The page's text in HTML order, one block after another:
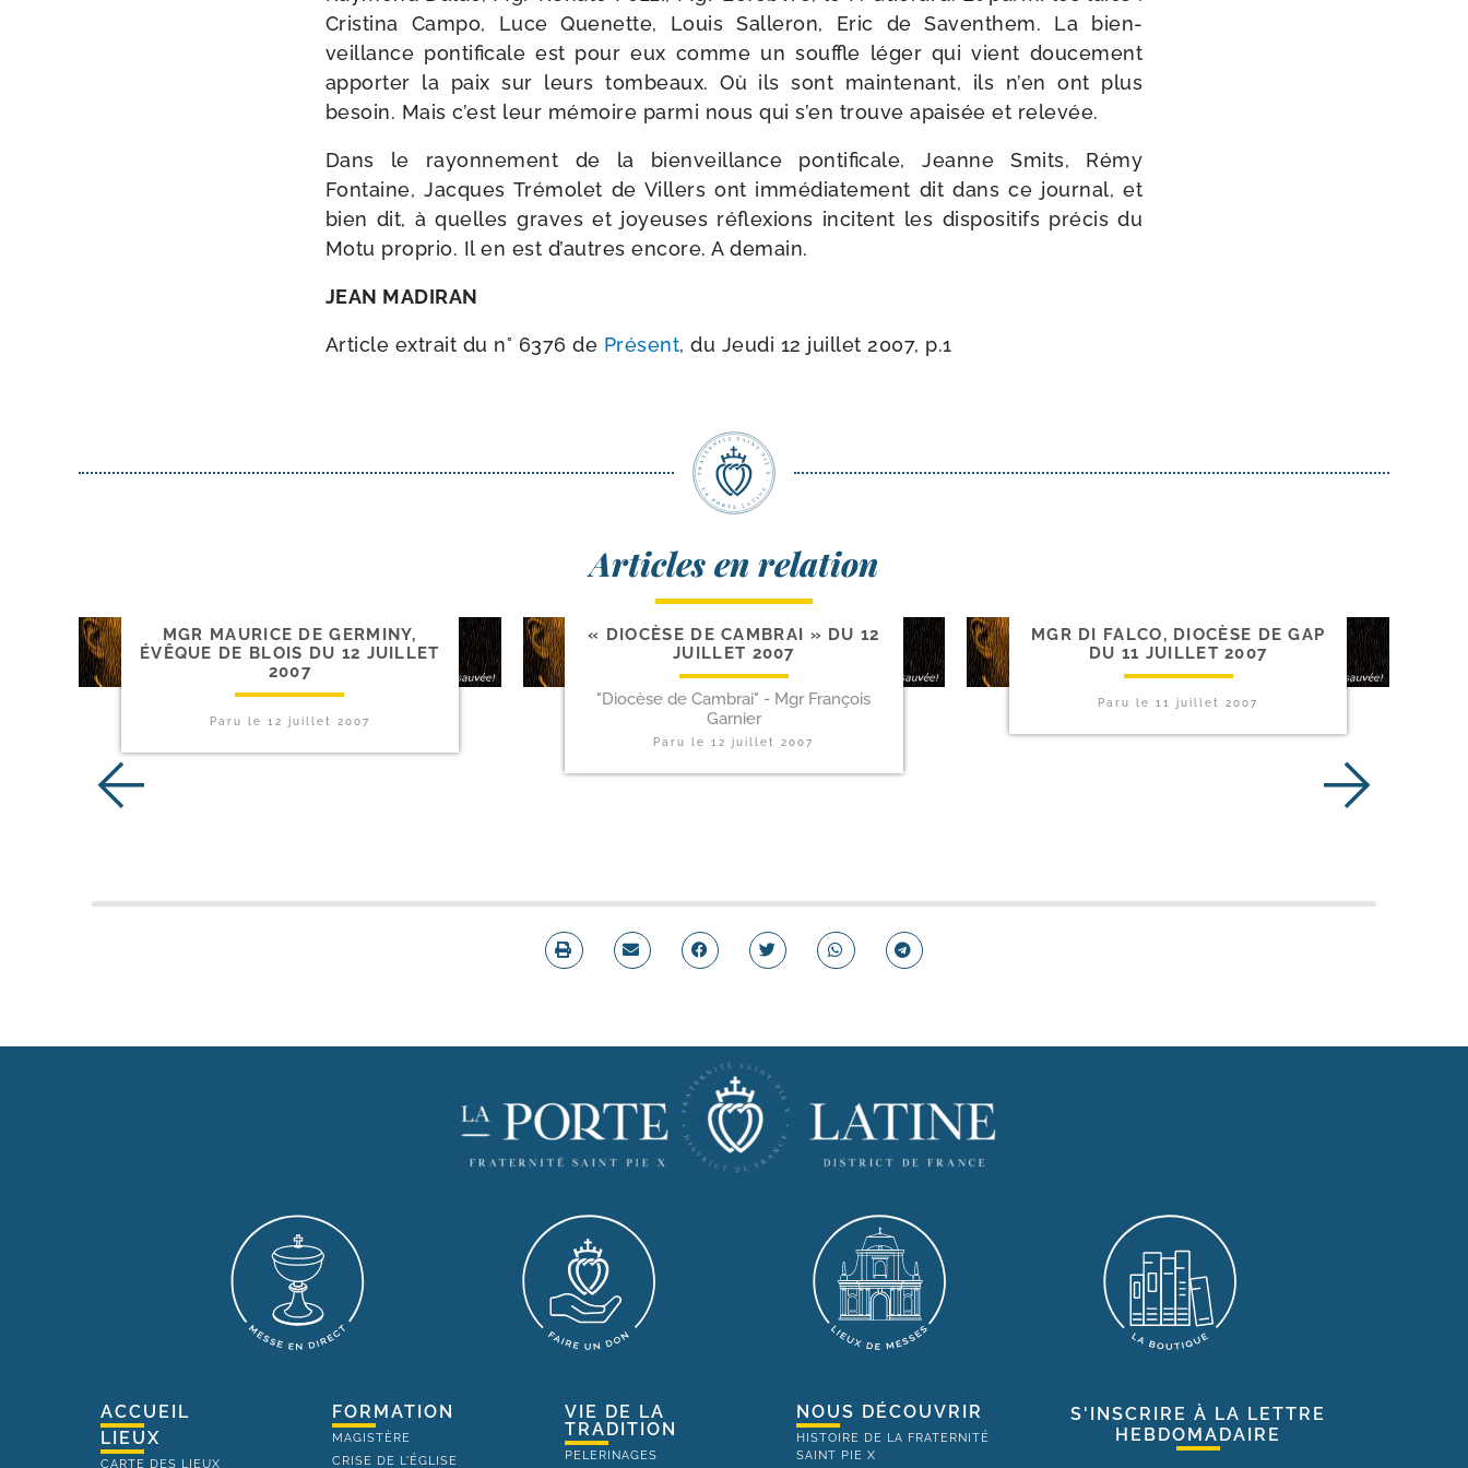
Cristina Campo, Luce Quenette, Louis Salleron, Eric de Saventhem. La bien­
veillance pon­ti­fi­cale est pour eux comme un souffle léger qui vient dou­ce­ment
appor­ter la paix sur leurs tom­beaux. Où ils sont main­te­nant, ils n’en ont plus
besoin. Mais c’est leur mémoire par­mi nous qui s’en trouve apai­sée et relevée.
Dans le rayon­ne­ment de la bien­veillance pon­ti­fi­cale, Jeanne Smits, Rémy
Fontaine, Jacques Trémolet de Villers ont immé­dia­te­ment dit dans ce jour­nal, et
bien dit, à quelles graves et joyeuses réflexions incitent les dis­po­si­tifs pré­cis du
Motu pro­prio. Il en est d’autres encore. A demain.
JEAN MADIRAN
Article extrait du n° 6376 de Présent, du Jeudi 12 juillet 2007, p.1
Articles en relation
MGR MAURICE DE GERMINY,
ÉVÊQUE DE BLOIS DU 12 JUILLET
2007
Paru le 12 juillet 2007
« DIOCÈSE DE CAMBRAI » DU 12
JUILLET 2007
"Diocèse de Cambrai" - Mgr François
Garnier
Paru le12 juillet 2007
MGR DI FALCO, DIOCÈSE DE GAP
DU 11 JUILLET 2007
Paru le11 juillet 2007
ACCUEIL
LIEUX
CARTE DES LIEUX
FORMATION
MAGISTÈRE
CRISE DE L'ÉGLISE
VIE DE LA
TRADITION
PELERINAGES
NOUS DÉCOUVRIR
HISTOIRE DE LA FRATERNITÉ
SAINT PIE X
S'INSCRIRE À LA LETTRE
HEBDOMADAIRE